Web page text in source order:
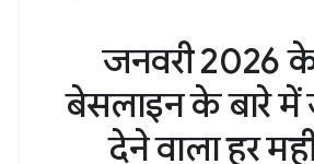
जनवरी 2026
बेसलाइन के बारे में
देने वाला हर